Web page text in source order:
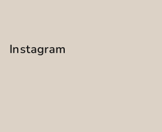
Instagram